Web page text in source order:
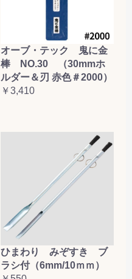
オーブ・テック 鬼に金
棒 NO.30 （30mmホ
ルダー＆刃 赤色＃2000）
￥3,410
ひまわり みぞすき ブ
ラシ付（6mm/10ｍｍ）